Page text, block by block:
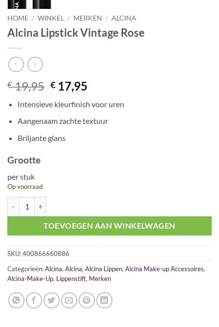
HOME / WINKEL / MERKEN / ALCINA
Alcina Lipstick Vintage Rose
€19,95 Oorspronkelijke
prijs
was:
€ 19,95.
€ 17,95
is:
€ 17,95.
Intensieve kleurfinish voor uren
Aangenaam zachte textuur
Briljante glans
Grootte
per stuk
Op voorraad
TOEVOEGEN AAN WINKELWAGEN
SKU:400866660886
Categorieën:Alcina, Alcina, Alcina Lippen, Alcina Make-up Accessoires,
Alcina-Make-Up, Lippenstift, Merken